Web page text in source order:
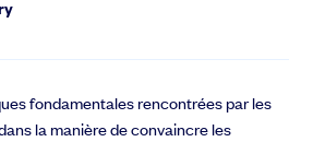
fondamentales rencontrées par les
la manière de convaincre les